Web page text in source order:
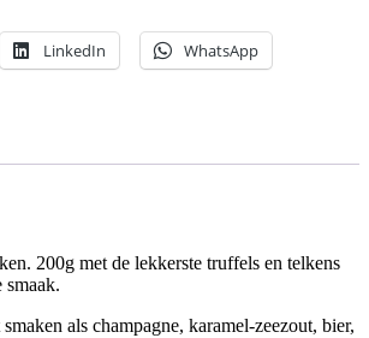
LinkedIn WhatsApp
200g met de lekkerste truffels en telkens
smaak.
als champagne, karamel-zeezout, bier,